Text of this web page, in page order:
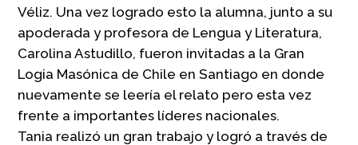
Véliz. Una vez logrado esto la alumna, junto a su
apoderada y profesora de Lengua y Literatura,
Carolina Astudillo, fueron invitadas a la Gran
Logia Masónica de Chile en Santiago en donde
nuevamente se leería el relato pero esta vez
frente a importantes líderes nacionales.
Tania realizó un gran trabajo y logró a través de